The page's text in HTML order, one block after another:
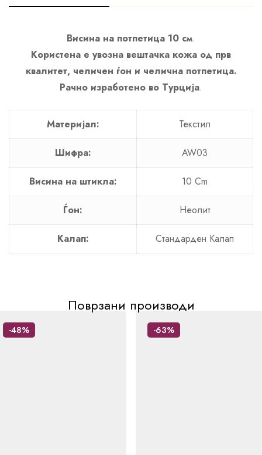
Висина на потпетица 10 см.
Користена е увозна вештачка кожа од прв
квалитет, челичен ѓон и челична потпетица.
Рачно изработено во Турција.
Материјал: Текстил
Шифра: AW03
Висина на штикла: 10 Cm
Ѓон: Неолит
Калап: Стандарден Калап
Поврзани производи
-48% -63%